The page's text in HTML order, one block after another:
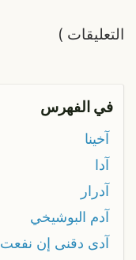
التعليقات )
في الفهرس
آخينا
آدا
آدرار
آدم البوشيخي
آدى دقنى إن نفعت